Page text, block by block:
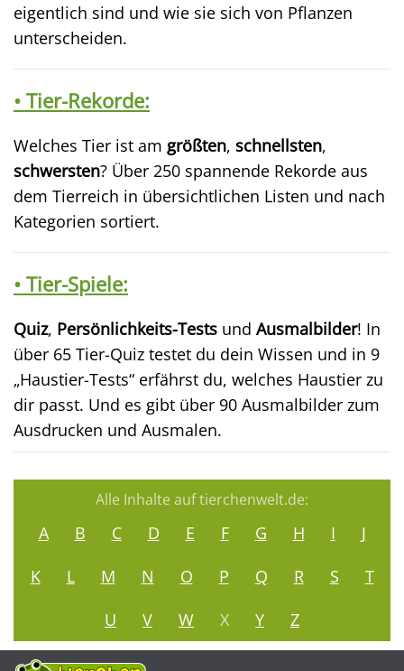
eigentlich sind und wie sie sich von Pflanzen
unterscheiden.
• Tier-Rekorde:
Welches Tier ist am größten, schnellsten,
schwersten? Über 250 spannende Rekorde aus
dem Tierreich in übersichtlichen Listen und nach
Kategorien sortiert.
• Tier-Spiele:
Quiz, Persönlichkeits-Tests und Ausmalbilder! In
über 65 Tier-Quiz testet du dein Wissen und in 9
„Haustier-Tests“ erfährst du, welches Haustier zu
dir passt. Und es gibt über 90 Ausmalbilder zum
Ausdrucken und Ausmalen.
Alle Inhalte auf tierchenwelt.de:
A B C D E F G H I
J
K
L M N O P Q R S
T
U
V W X Y Z